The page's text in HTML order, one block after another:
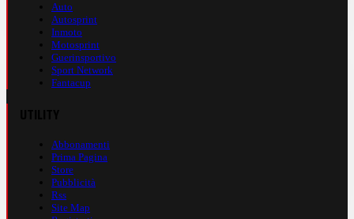
Auto
Autosprint
Inmoto
Motosprint
Guerinsportivo
Sport Network
Fantacup
Abbonamenti
Prima Pagina
Store
Pubblicità
Rss
Site Map